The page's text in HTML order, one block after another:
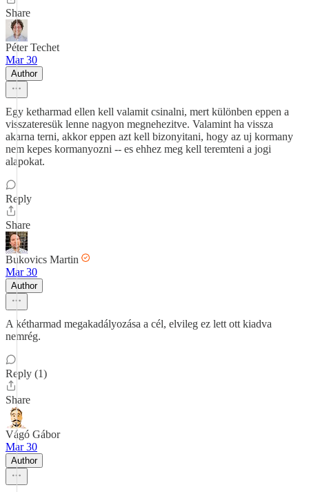
Share
Péter Techet
Mar 30
Author
Egy ketharmad ellen kell valamit csinalni, mert különben eppen a
visszateresük lenne nagyon megnehezitve. Valamint ha vissza
akarna terni, akkor eppen azt kell bizonyitani, hogy az uj kormany
nem kepes kormanyozni -- es ehhez meg kell teremteni a jogi
alapokat.
Reply
Share
Bukovics Martin
Mar 30
Author
A kétharmad megakadályozása a cél, elvileg ez lett ott kiadva
nemrég.
Reply (1)
Share
Vágó Gábor
Mar 30
Author